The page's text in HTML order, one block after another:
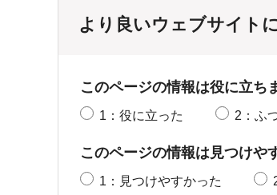
より良いウェブサイト
このページの情報は役に立ち
1：役に立った 2：ふ
このページの情報は見つけや
1：見つけやすかった